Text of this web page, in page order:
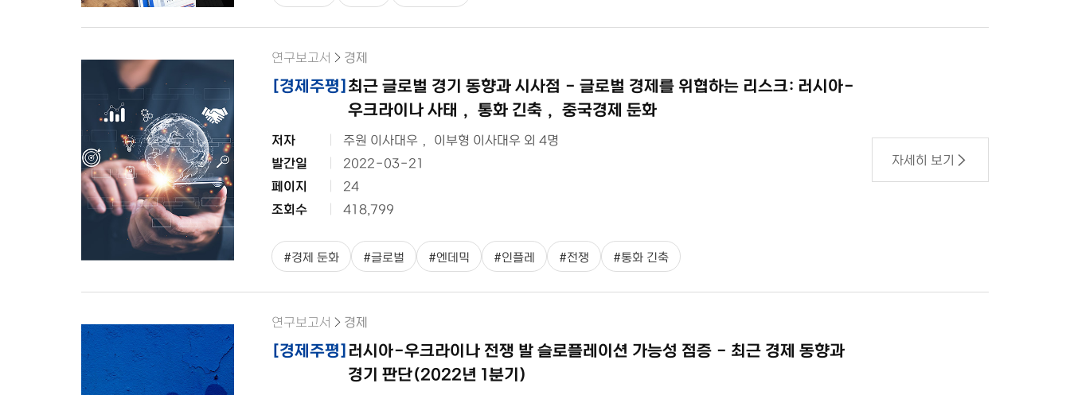
연구보고서 경제
[경제주평]최근 글로벌 경기 동향과 시사점 - 글로벌 경제를 위협하는 리스크: 러시아-
우크라이나 사태， 통화 긴축， 중국경제 둔화
저자
주원 이사대우， 이부형 이사대우 외 4명
발간일
2022-03-21
페이지
24
조회수
418,799
#경제 둔화 #글로벌 #엔데믹 #인플레 #전쟁 #통화 긴축
자세히 보기
연구보고서 경제
[경제주평]러시아-우크라이나 전쟁 발 슬로플레이션 가능성 점증 - 최근 경제 동향과
경기 판단(2022년 1분기)